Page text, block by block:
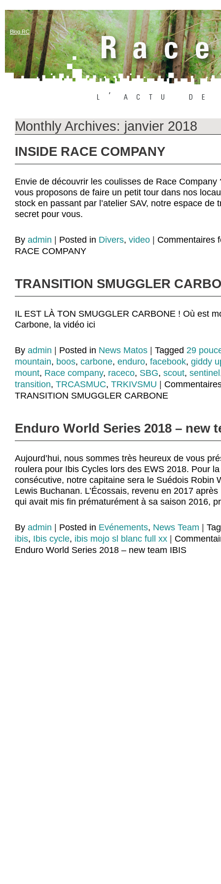
Blog RC
Monthly Archives: janvier 2018
INSIDE RACE COMPANY
Envie de découvrir les coulisses de Race
vous proposons de faire un petit tour dans nos
stock en passant par l’atelier SAV, notre espace de
secret pour vous.
By admin Posted in Divers, video
Commentaires
RACE COMPANY
TRANSITION SMUGGLER
IL EST LÀ TON SMUGGLER CARBONE ! Où est
Carbone, la vidéo ici
By admin Posted in News Matos Tagged 29
mountain, boos, carbone, enduro, facebook, giddy
mount, Race company, raceco, SBG, scout, sentinel
transition, TRCASMUC, TRKIVSMU
TRANSITION SMUGGLER CARBONE
Enduro World Series 2018 – new
Aujourd’hui, nous sommes très heureux de vous
roulera pour Ibis Cycles lors des EWS 2018. Pour
consécutive, notre capitaine sera le Suédois Robin
Lewis Buchanan. L’Écossais, revenu en 2017
qui avait mis fin prématurément à sa saison 2016,
By admin Posted in Evénements, News Team
ibis, Ibis cycle, ibis mojo sl blanc full xx
Enduro World Series 2018 – new team IBIS